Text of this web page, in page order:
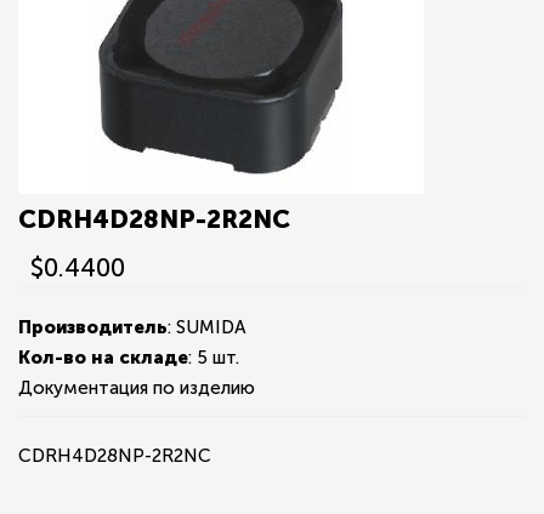
CDRH4D28NP-2R2NC
$0.4400
Производитель: SUMIDA
Кол-во на складе: 5 шт.
Документация по изделию
CDRH4D28NP-2R2NC